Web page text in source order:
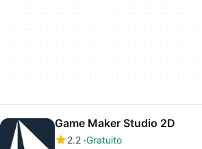
Game Maker Studio 2D
2.2 Gratuito